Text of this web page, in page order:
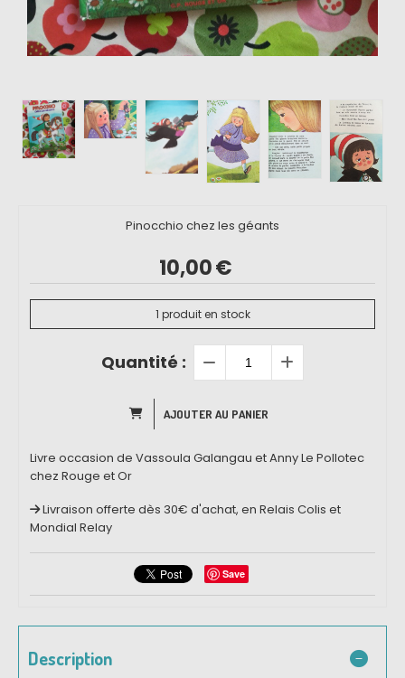
Pinocchio chez les géants
10,00€
1 produit en stock
Quantité :
AJOUTER AU PANIER
Livre occasion de Vassoula Galangau et Anny Le Pollotec
chez Rouge et Or
Livraison offerte dès 30€ d'achat, en Relais Colis et
Mondial Relay
Save
Description